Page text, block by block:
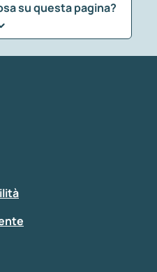
su questa pagina?
segnalazione